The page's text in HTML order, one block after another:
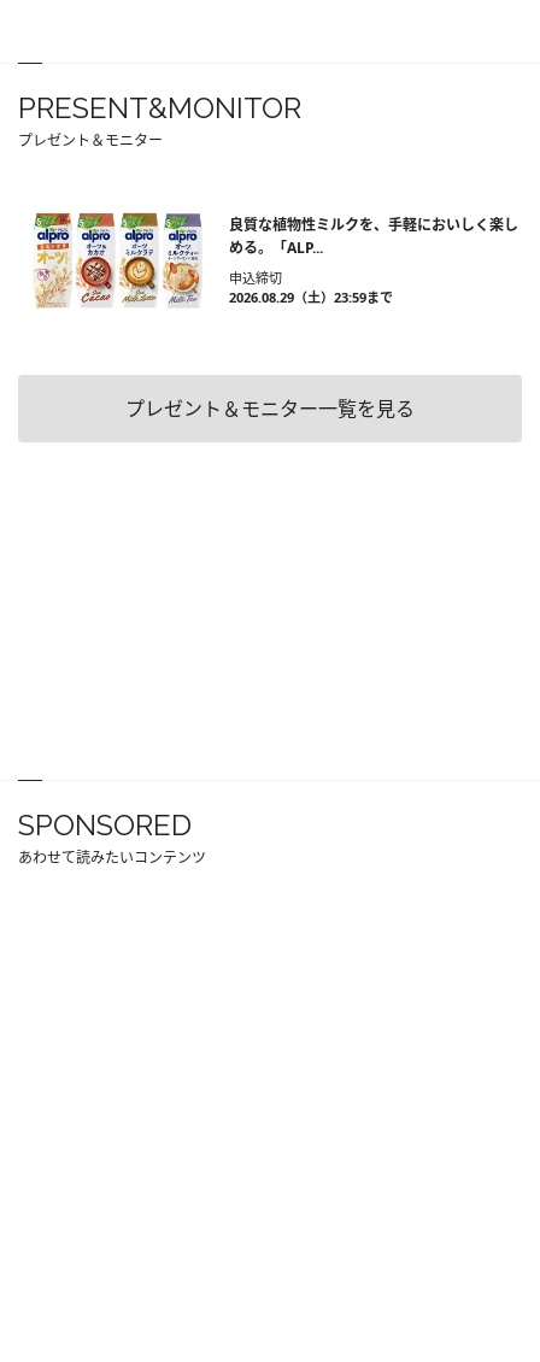
PRESENT&MONITOR
プレゼント＆モニター
良質な植物性ミルクを、手軽においしく楽し
める。「ALP...
申込締切
2026.08.29（土）23:59まで
プレゼント＆モニター一覧を見る
SPONSORED
あわせて読みたいコンテンツ